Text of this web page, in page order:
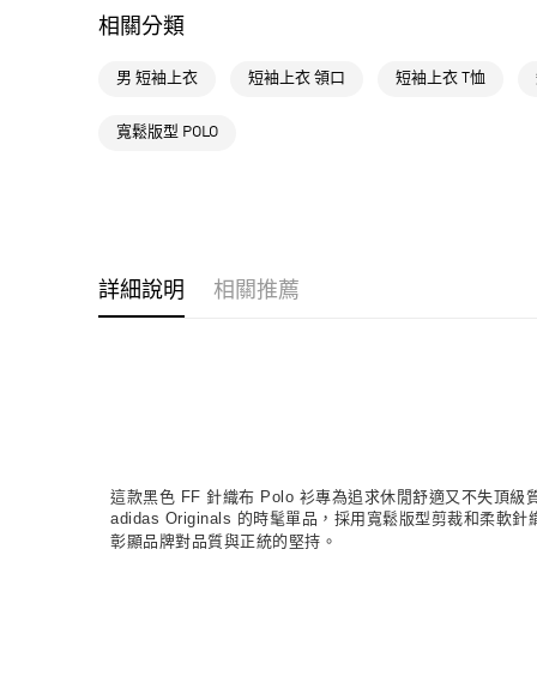
相關分類
男 短袖上衣 短袖上衣 領口 短袖上衣 T恤
寬鬆版型 POLO
詳細說明 相關推薦
這款黑色 FF 針織布 Polo 衫專為追求休閒舒適又不失頂級
adidas Originals 的時髦單品，採用寬鬆版型剪裁和柔軟
彰顯品牌對品質與正統的堅持。